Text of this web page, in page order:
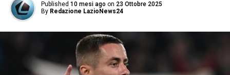
Published 10 mesi ago on 23 Ottobre 2025
By Redazione LazioNews24